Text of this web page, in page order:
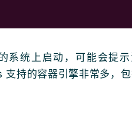
系统上启动，可能会提
持的容器引擎非常多，包